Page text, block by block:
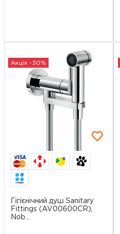
Акція -30%
6
Гігієнічний душ Sanitary
Fittings (AV00600CR),
Nob...